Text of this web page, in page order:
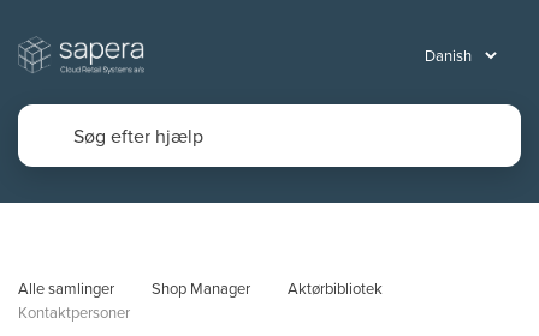
Alle samlinger Shop Manager
Aktørbibliotek
Kontaktpersoner